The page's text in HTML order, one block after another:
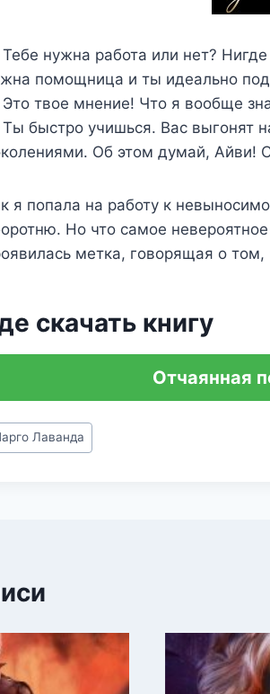
нужна работа или нет?
помощница и ты идеально
твое мнение! Что я вообще
быстро учишься. Вас выгонят
Об этом думай, Айви!
я попала на работу к
Но что самое
метка, говорящая о
скачать книгу
Отчаянная
Лаванда